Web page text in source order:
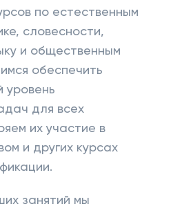
по естественным
словесности,
и общественным
обеспечить
уровень
для всех
их участие в
и других курсах
занятий мы